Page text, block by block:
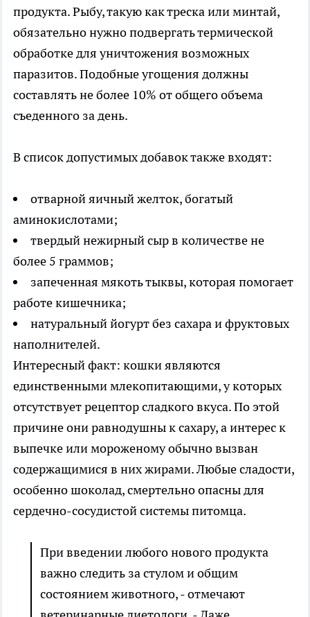
продукта. Рыбу, такую как треска или минтай,
обязательно нужно подвергать термической
обработке для уничтожения возможных
паразитов. Подобные угощения должны
составлять не более 10% от общего объема
съеденного за день.
В список допустимых добавок также входят:
отварной яичный желток, богатый
аминокислотами;
твердый нежирный сыр в количестве не
более 5 граммов;
запеченная мякоть тыквы, которая помогает
работе кишечника;
натуральный йогурт без сахара и фруктовых
наполнителей.
Интересный факт: кошки являются
единственными млекопитающими, у которых
отсутствует рецептор сладкого вкуса. По этой
причине они равнодушны к сахару, а интерес к
выпечке или мороженому обычно вызван
содержащимися в них жирами. Любые сладости,
особенно шоколад, смертельно опасны для
сердечно-сосудистой системы питомца.
При введении любого нового продукта
важно следить за стулом и общим
состоянием животного, - отмечают